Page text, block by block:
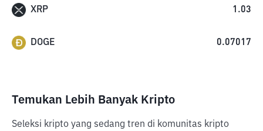
XRP 1.03
DOGE 0.07017
Temukan Lebih Banyak Kripto
Seleksi kripto yang sedang tren di komunitas kripto